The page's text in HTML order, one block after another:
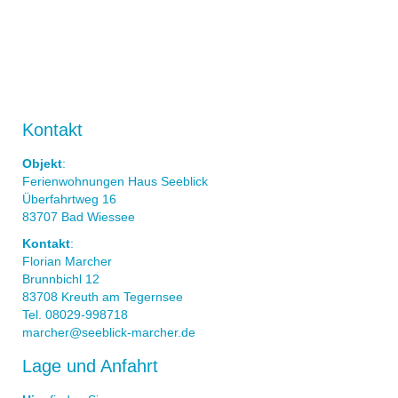
Kontakt
Objekt:
Ferienwohnungen Haus Seeblick
Überfahrtweg 16
83707 Bad Wiessee
Kontakt:
Florian Marcher
Brunnbichl 12
83708 Kreuth am Tegernsee
Tel. 08029-998718
marcher@seeblick-marcher.de
Lage und Anfahrt